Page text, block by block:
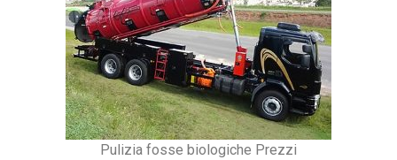
Pulizia fosse biologiche Prezzi